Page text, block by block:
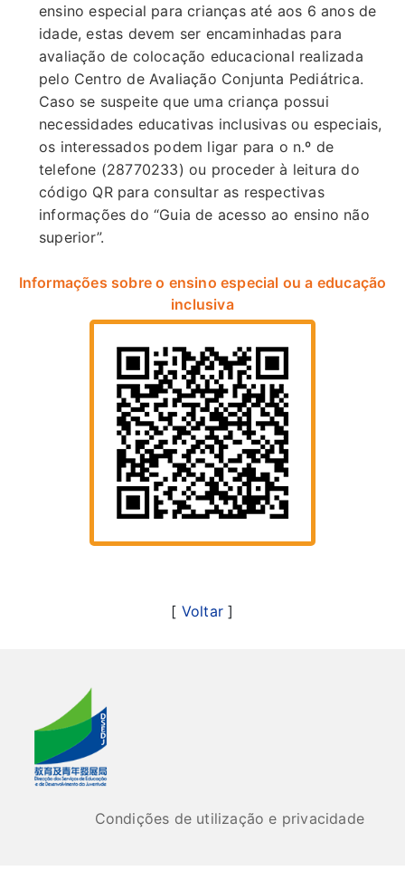
ensino especial para crianças até aos 6 anos de
idade, estas devem ser encaminhadas para
avaliação de colocação educacional realizada
pelo Centro de Avaliação Conjunta Pediátrica.
Caso se suspeite que uma criança possui
necessidades educativas inclusivas ou especiais,
os interessados podem ligar para o n.º de
telefone (28770233) ou proceder à leitura do
código QR para consultar as respectivas
informações do “Guia de acesso ao ensino não
superior”.
Informações sobre o ensino especial ou a educação
inclusiva
[ Voltar ]
Condições de utilização e privacidade